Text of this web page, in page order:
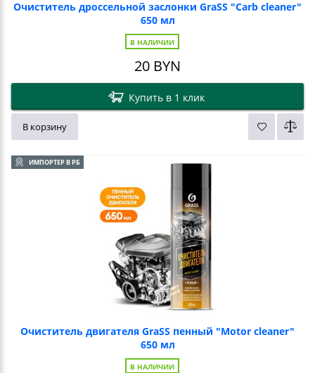
Очиститель дроссельной заслонки GraSS "Carb cleaner"
650 мл
В НАЛИЧИИ
20 BYN
Купить в 1 клик
В корзину
ИМПОРТЕР В РБ
Очиститель двигателя GraSS пенный "Motor cleaner"
650 мл
В НАЛИЧИИ